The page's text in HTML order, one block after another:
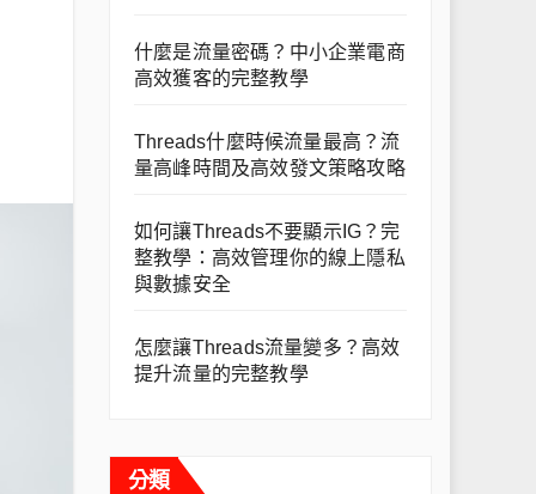
什麼是流量密碼？中小企業電商
高效獲客的完整教學
Threads什麼時候流量最高？流
量高峰時間及高效發文策略攻略
如何讓Threads不要顯示IG？完
整教學：高效管理你的線上隱私
與數據安全
怎麼讓Threads流量變多？高效
提升流量的完整教學
分類